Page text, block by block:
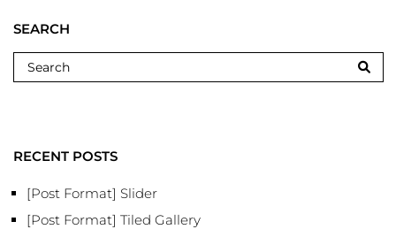
SEARCH
RECENT POSTS
[Post Format] Slider
[Post Format] Tiled Gallery